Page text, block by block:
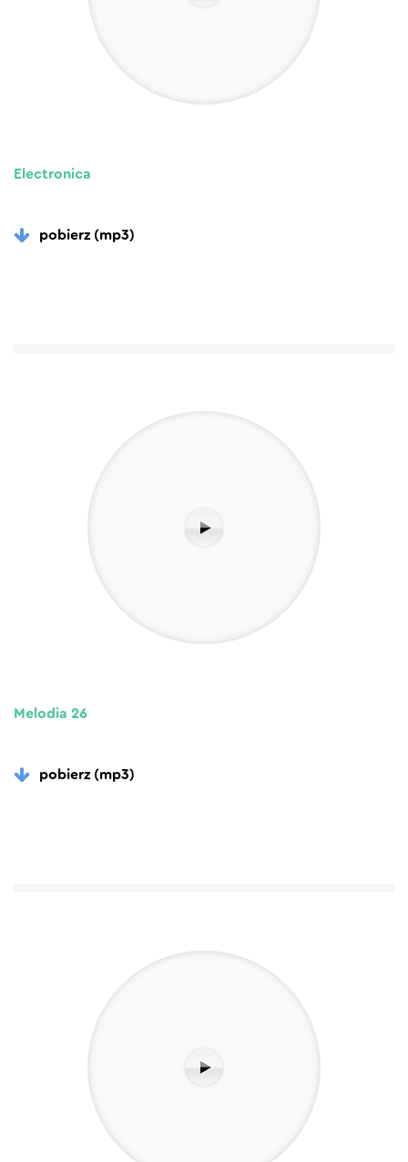
Electronica
pobierz (mp3)
Melodia 26
pobierz (mp3)